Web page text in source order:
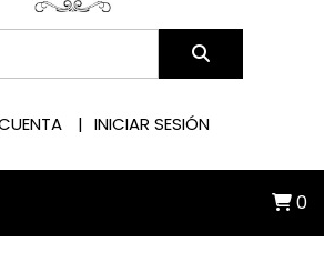
INICIAR SESIÓN
0